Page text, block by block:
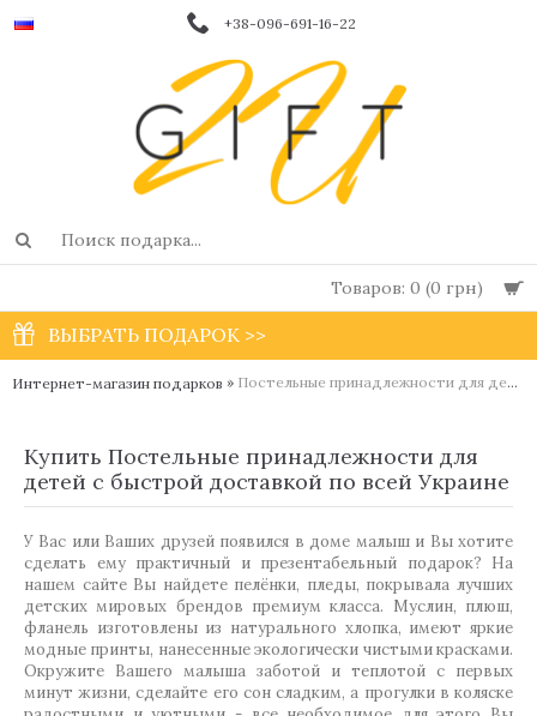
+38-096-691-16-22
Товаров: 0 (0 грн)
ВЫБРАТЬ ПОДАРОК >>
Интернет-магазин подарков » Постельные принадлежности для детей
Купить Постельные принадлежности для
детей с быстрой доставкой по всей Украине
У Вас или Ваших друзей появился в доме малыш и Вы хотите
сделать ему практичный и презентабельный подарок? На
нашем сайте Вы найдете пелёнки, пледы, покрывала лучших
детских мировых брендов премиум класса. Муслин, плюш,
фланель изготовлены из натурального хлопка, имеют яркие
модные принты, нанесенные экологически чистыми красками.
Окружите Вашего малыша заботой и теплотой с первых
минут жизни, сделайте его сон сладким, а прогулки в коляске